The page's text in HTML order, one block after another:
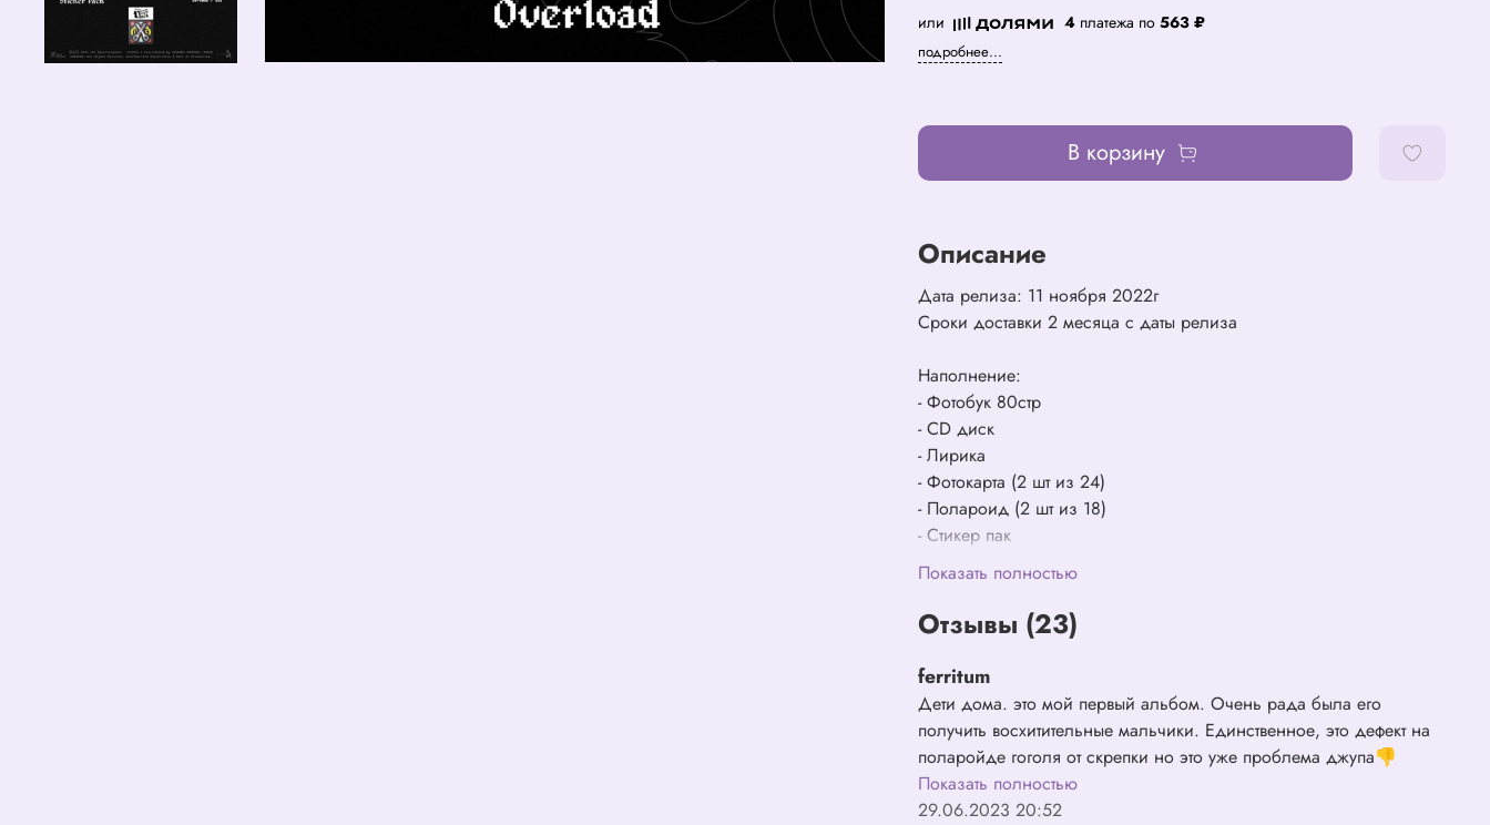
или 4 платежа по563 ₽
подробнее...
В корзину
Описание
Дата релиза: 11 ноября 2022г
Сроки доставки 2 месяца с даты релиза
Наполнение:
- Фотобук 80стр
- СD диск
- Лирика
- Фотокарта (2 шт из 24)
- Полароид (2 шт из 18)
- Стикер пак
Показать полностью
Отзывы (23)
ferritum
Дети дома. это мой первый альбом. Очень рада была его
получить восхитительные мальчики. Единственное, это дефект на
поларойде гоголя от скрепки но это уже проблема джупа👎
Спасибо!
Показать полностью
29.06.2023 20:52